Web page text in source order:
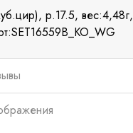
р.17.5, вес:4,48г,